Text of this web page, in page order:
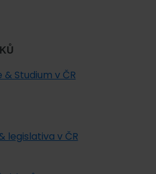
Studium v ČR
legislativa v ČR